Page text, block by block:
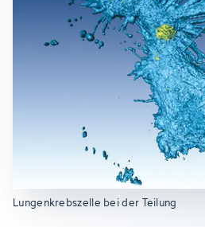
Lungenkrebszelle bei der Teilung